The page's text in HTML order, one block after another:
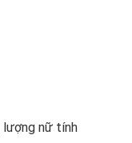
lượng nữ tính